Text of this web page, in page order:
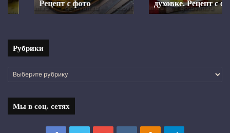
Рецепт с фото
с
духовке. Рецепт с фото
Рубрики
Рубрики
Мы в соц. сетях